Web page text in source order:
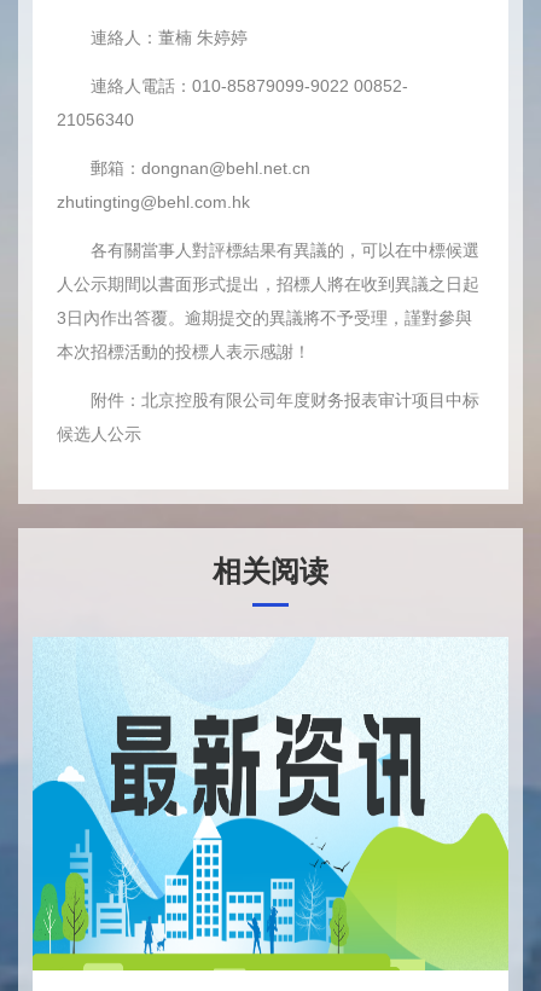
連絡人：董楠 朱婷婷
連絡人電話：010-85879099-9022 00852-
21056340
郵箱：dongnan@behl.net.cn
zhutingting@behl.com.hk
各有關當事人對評標結果有異議的，可以在中標候選
人公示期間以書面形式提出，招標人將在收到異議之日起
3日內作出答覆。逾期提交的異議將不予受理，謹對參與
本次招標活動的投標人表示感謝！
附件： 北京控股有限公司年度财务报表审计项目中标
候选人公示
相关阅读